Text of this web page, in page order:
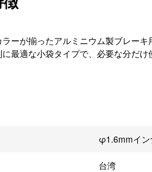
ーが揃ったアルミニウム製ブレー
最適な小袋タイプで、必要な分だけ
φ1.6mmイン
台湾